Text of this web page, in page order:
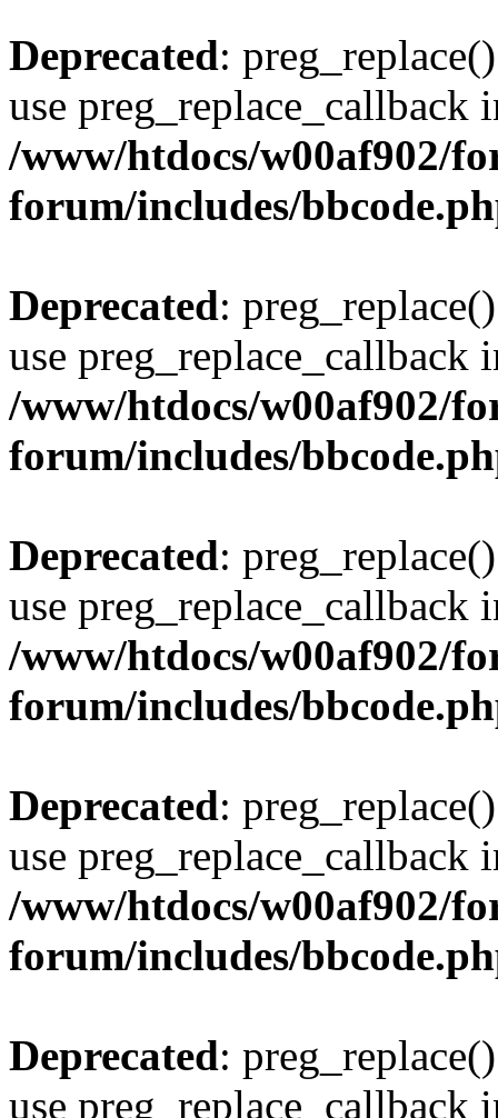
Deprecated:
use preg_replace_callback
/www/htdocs/w00af902/
forum/includes/
Deprecated:
use preg_replace_callback
/www/htdocs/w00af902/
forum/includes/
Deprecated:
use preg_replace_callback
/www/htdocs/w00af902/
forum/includes/
Deprecated:
use preg_replace_callback
/www/htdocs/w00af902/
forum/includes/
Deprecated:
use preg_replace_callback